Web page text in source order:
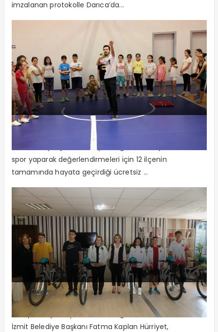
imzalanan protokolle Darıca’da...
Atletizm yaz spor okuluna ilgi büyük
Kocaeli Büyükşehir Belediyesi, öğrencilerin yaz tatilini
spor yaparak değerlendirmeleri için 12 ilçenin
tamamında hayata geçirdiği ücretsiz ...
Hürriyet Ödüllendirdi
Hürriyet Başarılı Sporcuları Ve Öğrencileri Ödüllendirdi
İzmit Belediye Başkanı Fatma Kaplan Hürriyet,